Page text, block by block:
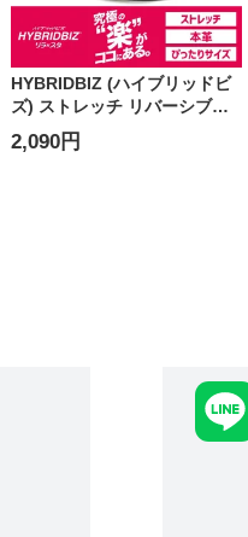
HYBRIDBIZ (ハイブリッドビ
ズ) ストレッチ リバーシブル
千鳥柄 レザー ベルト
2,090円